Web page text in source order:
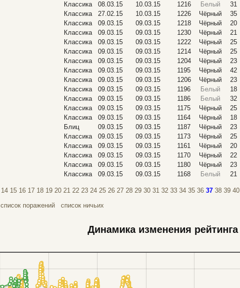
Классика 08.03.15 10.03.15 1216 Белый 31
Классика 27.02.15 10.03.15 1226 Чёрный 35
Классика 09.03.15 09.03.15 1218 Чёрный 20
Классика 09.03.15 09.03.15 1230 Чёрный 21
Классика 09.03.15 09.03.15 1222 Чёрный 25
Классика 09.03.15 09.03.15 1214 Чёрный 25
Классика 09.03.15 09.03.15 1204 Чёрный 23
Классика 09.03.15 09.03.15 1195 Чёрный 42
Классика 09.03.15 09.03.15 1206 Чёрный 23
Классика 09.03.15 09.03.15 1196 Белый 18
Классика 09.03.15 09.03.15 1186 Белый 32
Классика 09.03.15 09.03.15 1175 Чёрный 25
Классика 09.03.15 09.03.15 1164 Чёрный 18
Блиц 09.03.15 09.03.15 1187 Чёрный 23
Классика 09.03.15 09.03.15 1173 Чёрный 25
Классика 09.03.15 09.03.15 1161 Чёрный 20
Классика 09.03.15 09.03.15 1170 Чёрный 22
Классика 09.03.15 09.03.15 1180 Чёрный 23
Классика 09.03.15 09.03.15 1168 Белый 21
14 15 16 17 18 19 20 21 22 23 24 25 26 27 28 29 30 31 32 33 34 35 36 37 38 39 40
список поражений список ничьих
Динамика изменения рейтинга